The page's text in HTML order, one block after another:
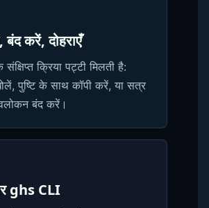
करें, दोहराएँ
क्रिया पट्टी मिलती है:
पुष्टि के साथ कॉपी करें, या सत्र
बंद करें।
ghs CLI